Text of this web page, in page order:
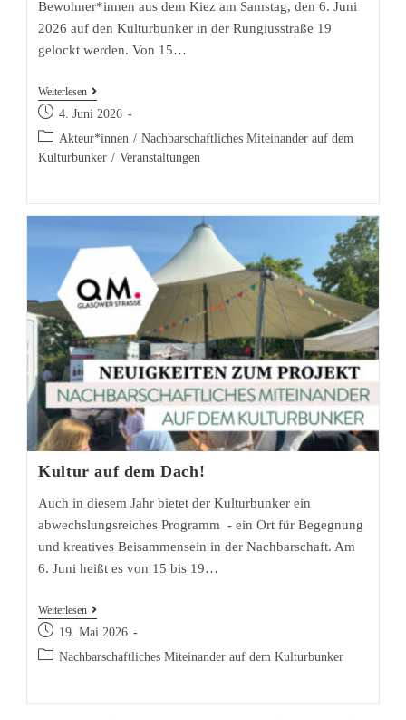
Bewohner*innen aus dem Kiez am Samstag, den 6. Juni
2026 auf den Kulturbunker in der Rungiusstraße 19
gelockt werden. Von 15…
Weiterlesen
Kultur
auf
dem
Dach
Grill
Beitrag
veröffentlicht:
4. Juni 2026
Beitrags-
Kategorie:
Akteur*innen / Nachbarschaftliches Miteinander auf dem
Kulturbunker / Veranstaltungen
Kultur auf dem Dach!
Auch in diesem Jahr bietet der Kulturbunker ein
abwechslungsreiches Programm - ein Ort für Begegnung
und kreatives Beisammensein in der Nachbarschaft. Am
6. Juni heißt es von 15 bis 19…
Weiterlesen
Kultur
auf
dem
Beitrag
veröffentlicht:
19. Mai 2026
Beitrags-
Nachbarschaftliches Miteinander auf dem Kulturbunker